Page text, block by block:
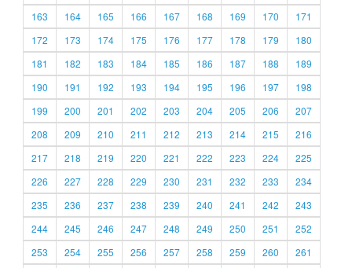
163
164 165 166 167 168 169 170
171
172
173 174 175 176 177 178 179
180
181
182 183 184 185 186 187 188
189
190
191 192 193 194 195 196 197
198
199
200 201 202 203 204 205 206
207
208
209 210 211 212 213 214 215
216
217
218 219 220 221 222 223 224
225
226
227 228 229 230 231 232 233
234
235
236 237 238 239 240 241 242
243
244
245 246 247 248 249 250 251
252
253
254 255 256 257 258 259 260 261